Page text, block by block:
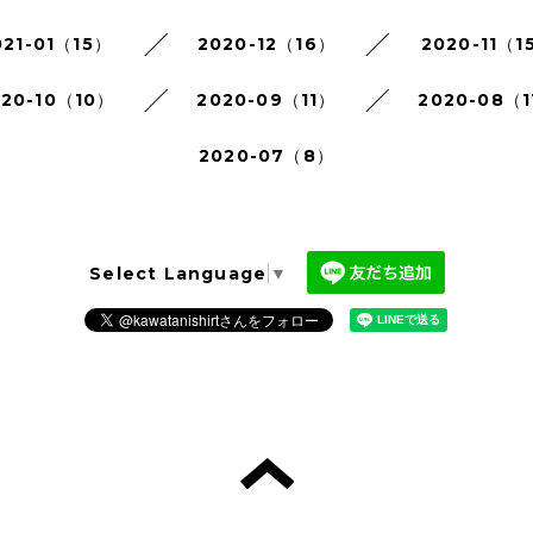
01（15） 2020-12（16） 2020-11（15
10（10） 2020-09（11） 2020-08（11
2020-07（8）
Select Language ▼